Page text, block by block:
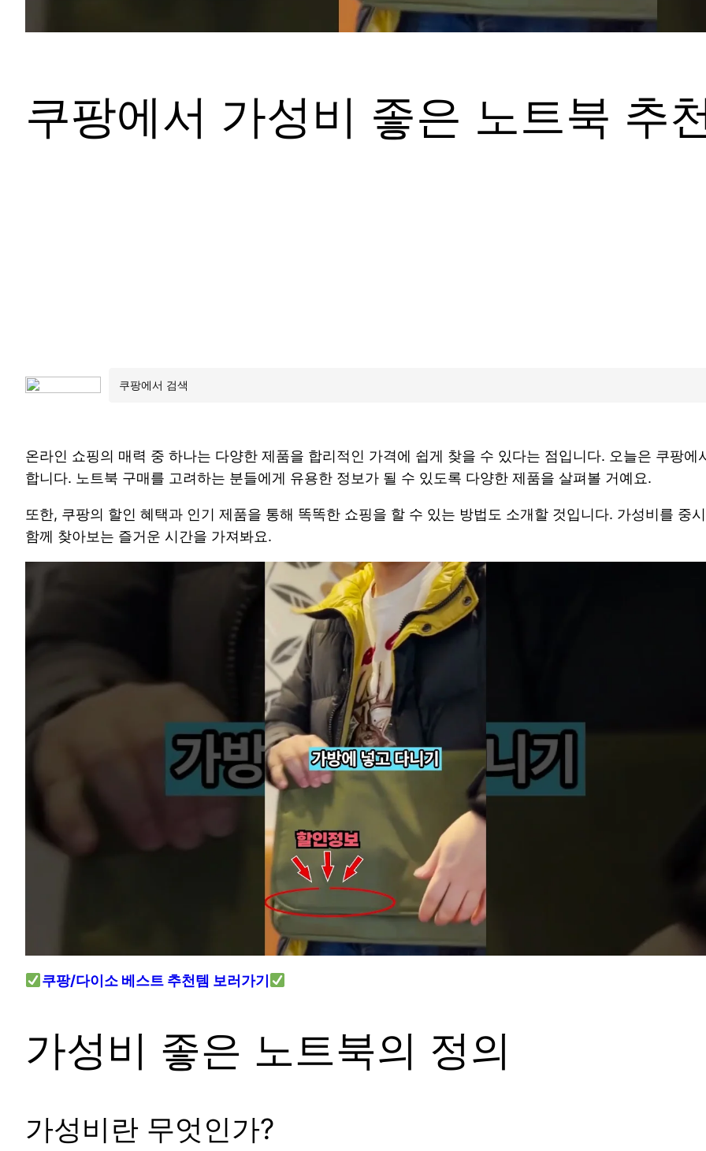
쿠팡에서 가성비 좋은 노트북 추
온라인 쇼핑의 매력 중 하나는 다양한 제품을 합리적인 가격에 쉽게 찾을 수 있다는 점입니다. 오늘은 쿠팡
합니다. 노트북 구매를 고려하는 분들에게 유용한 정보가 될 수 있도록 다양한 제품을 살펴볼 거예요.
또한, 쿠팡의 할인 혜택과 인기 제품을 통해 똑똑한 쇼핑을 할 수 있는 방법도 소개할 것입니다. 가성비를 중
함께 찾아보는 즐거운 시간을 가져봐요.
쿠팡/다이소 베스트 추천템 보러가기
가성비 좋은 노트북의 정의
가성비란 무엇인가?